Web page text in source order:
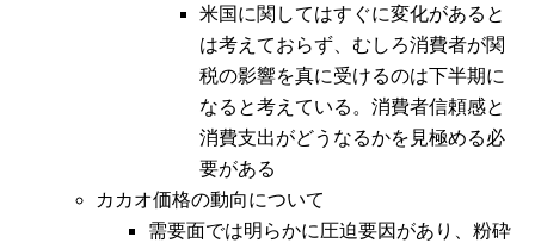
米国に関してはすぐに変化があると
は考えておらず、むしろ消費者が関
税の影響を真に受けるのは下半期に
なると考えている。消費者信頼感と
消費支出がどうなるかを見極める必
要がある
カカオ価格の動向について
需要面では明らかに圧迫要因があり、粉砕